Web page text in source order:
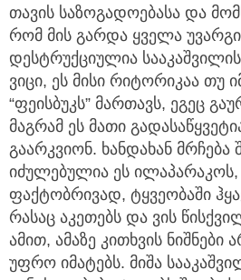
თავის საზოგადოებასა და
რომ მის გარდა ყველა
დესტრუქციულია
ვიცი, ეს მისი რიტორიკაა თუ
“ფეისბუკს” მართავს, ეგეც
მაგრამ ეს მათი
გაარკვიონ. ხანდახან
იძულებულია ეს
ფაქტობრივად, ტყვეობაში
რასაც აკეთებს და ვის
ამით, ამაზე კითხვის
უფრო იმატებს. მიშა